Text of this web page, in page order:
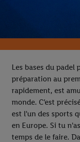
Les bases du padel
préparation au
rapidement, est
monde. C'est
est l'un des sports
en Europe. Si tu
temps de le faire.